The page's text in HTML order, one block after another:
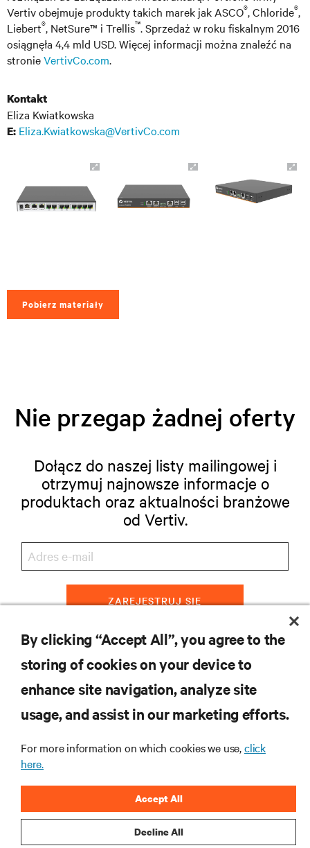
Vertiv obejmuje produkty takich marek jak ASCO®, Chloride®,
Liebert®, NetSure™ i Trellis™. Sprzedaż w roku fiskalnym 2016
osiągnęła 4,4 mld USD. Więcej informacji można znaleźć na
stronieVertivCo.com.
Kontakt
Eliza Kwiatkowska
E: Eliza.Kwiatkowska@VertivCo.com
Pobierz materiały
Nie przegap żadnej oferty
Dołącz do naszej listy mailingowej i
otrzymuj najnowsze informacje o
produktach oraz aktualności branżowe
od Vertiv.
ZAREJESTRUJ SIĘ
WSPARCIE
O NAS
DOŁĄCZ DO NAS
By clicking “Accept All”, you agree to the
storing of cookies on your device to
enhance site navigation, analyze site
usage, and assist in our marketing efforts.
For more information on which cookies we use,click
here.
Decline All
Accept All